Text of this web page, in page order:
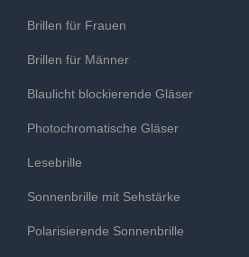
Brillen für Frauen
Brillen für Männer
Blaulicht blockierende Gläser
Photochromatische Gläser
Lesebrille
Sonnenbrille mit Sehstärke
Polarisierende Sonnenbrille